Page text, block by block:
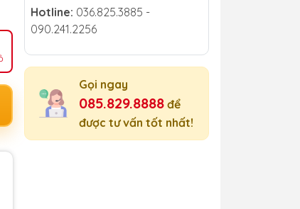
Hotline: 036.825.3885 -
090.241.2256
Gọi ngay
085.829.8888 để
được tư vấn tốt nhất!